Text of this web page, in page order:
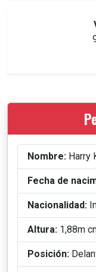
Nombre: Harry
Fecha de
Nacionalidad:
Altura: 1,88m
Posición: